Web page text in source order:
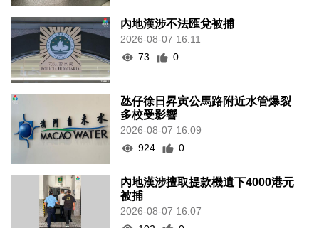
內地漢涉不法匯兌被捕
2026-08-07 16:11
73
0
氹仔徐日昇寅公馬路附近水管爆裂
多校受影響
2026-08-07 16:09
924
0
內地漢涉擅取提款機遺下4000港元
被捕
2026-08-07 16:07